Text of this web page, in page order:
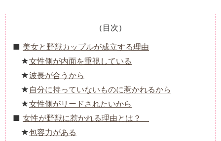
（目次）
美女と野獣カップルが成立する理由
女性側が内面を重視している
波長が合うから
自分に持っていないものに惹かれるから
女性側がリードされたいから
女性が野獣に惹かれる理由とは？
包容力がある